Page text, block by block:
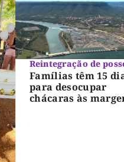
Reintegração de
Famílias têm 15
para desocupar
chácaras às